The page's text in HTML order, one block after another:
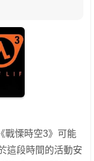
戰慄時空3》可能
這段時間的活動安